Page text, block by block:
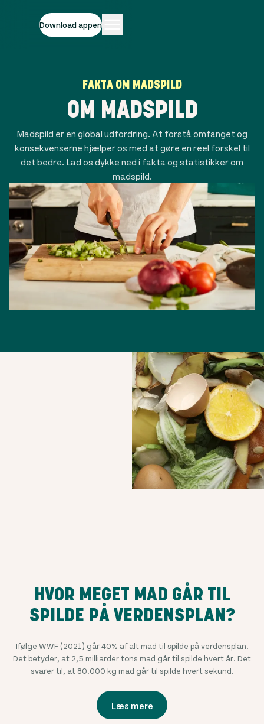
Download appen
FAKTA OM MADSPILD
OM MADSPILD
Madspild er en global udfordring. At forstå omfanget og
konsekvenserne hjælper os med at gøre en reel forskel til
det bedre. Lad os dykke ned i fakta og statistikker om
madspild.
HVOR MEGET MAD GÅR TIL
SPILDE PÅ VERDENSPLAN?
Ifølge WWF (2021) går 40% af alt mad til spilde på verdensplan.
Det betyder, at 2,5 milliarder tons mad går til spilde hvert år. Det
svarer til, at 80.000 kg mad går til spilde hvert sekund.
Læs mere